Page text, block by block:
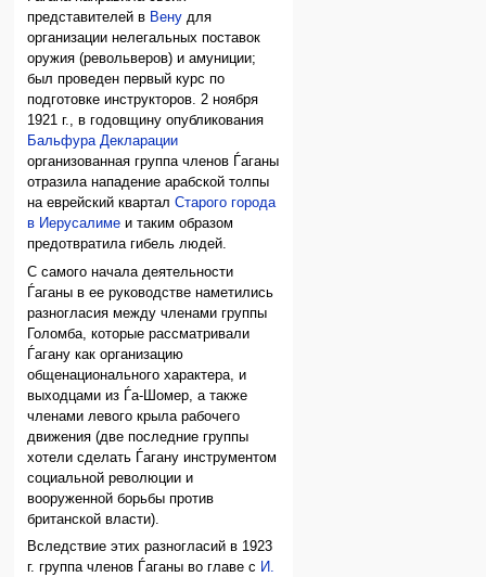
представителей в Вену для
организации нелегальных поставок
оружия (револьверов) и амуниции;
был проведен первый курс по
подготовке инструкторов. 2 ноября
1921 г., в годовщину опубликования
Бальфура Декларации
организованная группа членов Ѓаганы
отразила нападение арабской толпы
на еврейский кварталСтарого города
в Иерусалиме и таким образом
предотвратила гибель людей.
С самого начала деятельности
Ѓаганы в ее руководстве наметились
разногласия между членами группы
Голомба, которые рассматривали
Ѓагану как организацию
общенационального характера, и
выходцами из Ѓа-Шомер, а также
членами левого крыла рабочего
движения (две последние группы
хотели сделать Ѓагану инструментом
социальной революции и
вооруженной борьбы против
британской власти).
Вследствие этих разногласий в 1923
г. группа членов Ѓаганы во главе с И.